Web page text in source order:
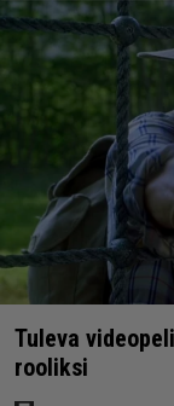
Tuleva
rooliksi